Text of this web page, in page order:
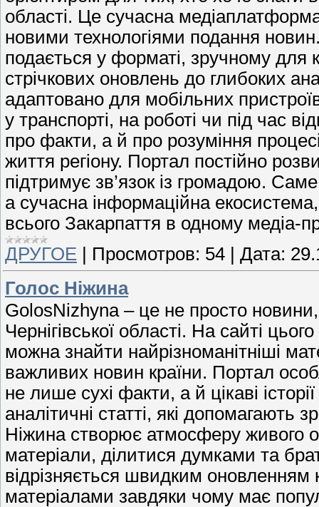
області. Це сучасна
новими технологіями подання
подається у форматі, зручному для
стрічкових оновлень до глибоких
адаптовано для мобільних
у транспорті, на роботі чи під час
про факти, а й про розуміння
життя регіону. Портал постійно
підтримує зв’язок із громадою.
а сучасна інформаційна
всього Закарпаття в одному медіа-
ДРУГОЕ
Просмотров: 54 Дата:
Голос Ніжина
GolosNizhyna – це не просто
Чернігівської області. На сайті
можна знайти найрізноманітніші
важливих новин країни. Портал
не лише сухі факти, а й цікаві
аналітичні статті, які допомагають
Ніжина створює атмосферу живого
матеріали, ділитися думками та
відрізняється швидким
матеріалами завдяки чому має